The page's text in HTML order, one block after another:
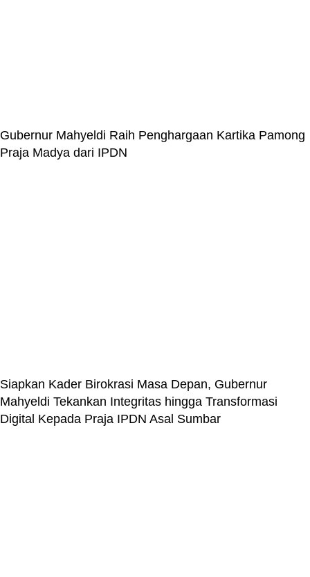
Gubernur Mahyeldi Raih Penghargaan Kartika Pamong
Praja Madya dari IPDN
Siapkan Kader Birokrasi Masa Depan, Gubernur
Mahyeldi Tekankan Integritas hingga Transformasi
Digital Kepada Praja IPDN Asal Sumbar